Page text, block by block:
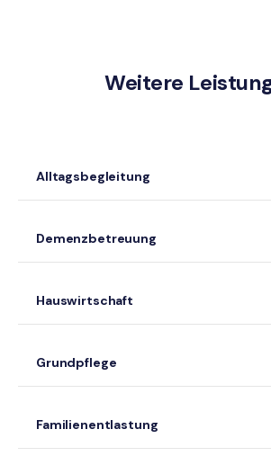
Weitere
Alltagsbegleitung
Demenzbetreuung
Hauswirtschaft
Grundpflege
Familienentlastung